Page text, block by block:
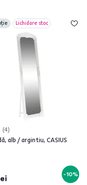
Lichidare stoc
4
alb / argintiu, CASIUS
-10%